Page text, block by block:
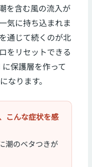
を含む風の流入が
気に持ち込まれま
通じて続くのが北
をリセットできる
に保護層を作って
なります。
こんな症状を感
潮のベタつきが